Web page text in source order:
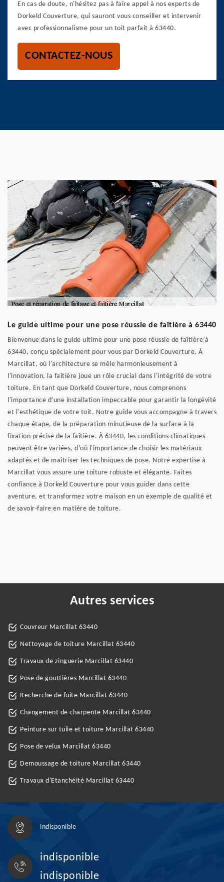
En cas de doute, n'hésitez pas à faire appel à nos experts de
Dorkeld Couverture, qui sauront vous conseiller et intervenir
avec professionnalisme pour un toit parfait à 63440.
CONTACTEZ-NOUS
Le guide ultime pour une pose réussie de faîtière à 63440
Bienvenue dans le guide ultime pour une pose réussie de faîtière à
63440, conçu spécialement pour vous par Dorkeld Couverture. À
Marcillat, où l'architecture se mêle harmonieusement à
l'innovation, la faîtière joue un rôle crucial dans l'intégrité de votre
toiture. En tant que Dorkeld Couverture, nous comprenons
l'importance d'une installation impeccable pour garantir la longévité
et l'esthétique de votre toit. Notre guide vous accompagne à travers
chaque étape, de la préparation minutieuse de la surface à la
fixation précise de la faîtière. À 63440, les conditions climatiques
peuvent être variées, d'où l'importance de choisir les matériaux
adaptés et de maîtriser les techniques de pose. Notre expertise à
Marcillat vous assure une toiture robuste et élégante. Faites
confiance à Dorkeld Couverture pour vous guider dans cette
aventure, et transformez votre maison en un exemple de qualité et
de savoir-faire en matière de toiture.
Autres services
Couvreur Marcillat 63440
Nettoyage de toiture Marcillat 63440
Travaux de zinguerie Marcillat 63440
Pose de gouttières Marcillat 63440
Recherche de fuite Marcillat 63440
Changement de charpente Marcillat 63440
Peinture sur tuile et toiture Marcillat 63440
Pose de velux Marcillat 63440
Demoussage de toiture Marcillat 63440
Travaux d'Etanchéité Marcillat 63440
indisponible
indisponible
indisponible